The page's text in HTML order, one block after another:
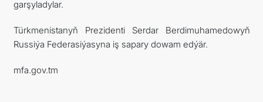
garşyladylar.
Türkmenistanyň Prezidenti Serdar Berdimuhamedowyň
Russiýa Federasiýasyna iş sapary dowam edýär.
mfa.gov.tm